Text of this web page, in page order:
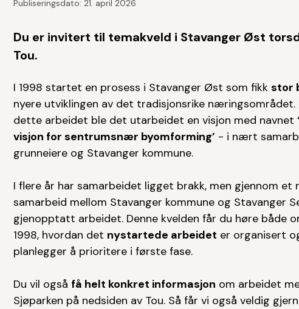
Publiseringsdato: 21. april 2026
Du er invitert til temakveld i Stavanger Øst
Tou.
I 1998 startet en prosess i Stavanger Øst som fikk stor
nyere utviklingen av det tradisjonsrike næringsområdet.
dette arbeidet ble det utarbeidet en visjon med navnet
visjon for sentrumsnær byomforming’ - i nært
grunneiere og Stavanger kommune.
I flere år har samarbeidet ligget brakk, men gjennom
samarbeid mellom Stavanger kommune og Stavanger
gjenopptatt arbeidet. Denne kvelden får du høre både
1998, hvordan det nystartede arbeidet er organisert
planlegger å prioritere i første fase.
Du vil også få helt konkret informasjon om arbeidet
Sjøparken på nedsiden av Tou. Så får vi også veldig